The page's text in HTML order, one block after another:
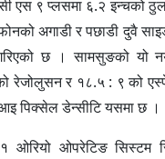
एस ९ प्लसमा ६.२ इन्चको
अगाडी र पछाडी दुवै
छ । सामसुङको यो
रेजोलुसन र १८.५ : ९ को
पिक्सेल डेन्सीटि यसमा छ ।
ओरियो ओपरेटिङ सिस्टम